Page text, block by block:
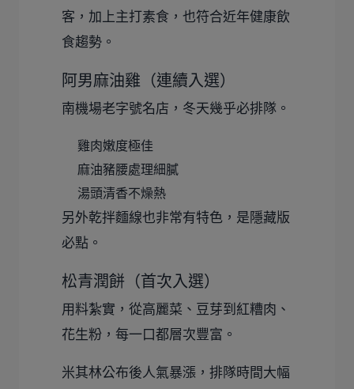
客，加上主打素食，也符合近年健康飲
食趨勢。
阿男麻油雞（連續入選）
南機場老字號名店，冬天幾乎必排隊。
雞肉嫩度極佳
麻油豬腰處理細膩
湯頭清香不燥熱
另外乾拌麵線也非常有特色，是隱藏版
必點。
松青潤餅（首次入選）
用料紮實，從高麗菜、豆芽到紅糟肉、
花生粉，每一口都層次豐富。
米其林公布後人氣暴漲，排隊時間大幅